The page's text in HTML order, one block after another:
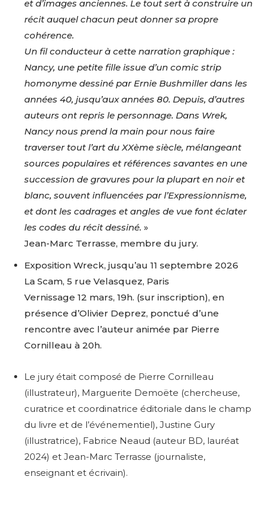
et d’images anciennes. Le tout sert à construire un
récit auquel chacun peut donner sa propre
cohérence.
Un fil conducteur à cette narration graphique :
Nancy, une petite fille issue d’un comic strip
homonyme dessiné par Ernie Bushmiller dans les
années 40, jusqu’aux années 80. Depuis, d’autres
auteurs ont repris le personnage. Dans Wrek,
Nancy nous prend la main pour nous faire
traverser tout l’art du XXème siècle, mélangeant
sources populaires et références savantes en une
succession de gravures pour la plupart en noir et
blanc, souvent influencées par l’Expressionnisme,
et dont les cadrages et angles de vue font éclater
les codes du récit dessiné. »
Jean-Marc Terrasse, membre du jury.
Exposition Wreck, jusqu’au 11 septembre 2026
La Scam, 5 rue Velasquez, Paris
Vernissage 12 mars, 19h. (sur inscription), en
présence d’Olivier Deprez, ponctué d’une
rencontre avec l’auteur animée par Pierre
Cornilleau à 20h.
Le jury était composé de Pierre Cornilleau
(illustrateur), Marguerite Demoëte (chercheuse,
curatrice et coordinatrice éditoriale dans le champ
du livre et de l’événementiel), Justine Gury
(illustratrice), Fabrice Neaud (auteur BD, lauréat
2024) et Jean-Marc Terrasse (journaliste,
enseignant et écrivain).